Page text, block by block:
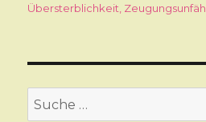
Übersterblichkeit
Suche